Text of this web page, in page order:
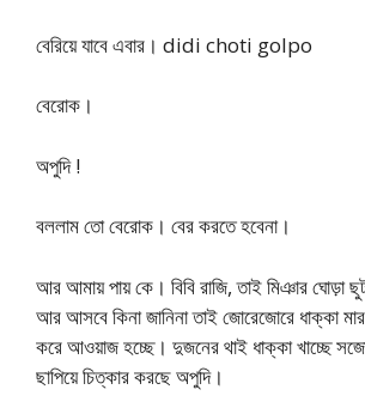
বেরিয়ে যাবে এবার। didi choti golpo
বেরোক।
অপুদি !
বললাম তো বেরোক। বের করতে হবেনা।
আর আমায় পায় কে। বিবি রাজি, তাই মিঞার
আর আসবে কিনা জানিনা তাই জোরেজোরে ধাক্কা
করে আওয়াজ হচ্ছে। দুজনের থাই ধাক্কা খাচ্ছে
ছাপিয়ে চিত্কার করছে অপুদি।